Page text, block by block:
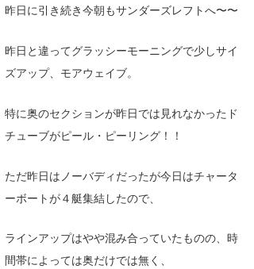
昨日に引き続き今朝もサンダーズレフトへ〜〜
昨日と違ってグラッシーモーニングで少しサイ
ズアップ、モアウェイブ。
特に奥のセクションが昨日では見れなかったド
チューブがピール・ピーリング！！
ただ昨日はノーバディだったが今日はチャータ
ーボートが４艇集結したので、
ラインアップはやや混み合っていたものの、時
間帯によっては奥だけでは無く、
ライター/寄稿メディア
Core Surf Japan
Naoya Kimoto
mitsuteru Kamio
Yasunari Inoue
Yoshiyuki Obata
メディア
SURFMEDIA
Colors MAGAZINE
WAVAL
波伝説アンバサダー/プロライダー
福島寿実子
中浦“JET”章
波伝説スタッフ
☆加藤
波伝説